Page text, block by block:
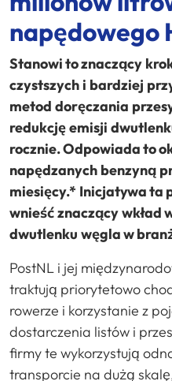
napędowego
Stanowi to znaczący
czystszych i bardziej
metod doręczania
redukcjęemisji
rocznie. Odpowiada to
napędzanych benzyną
miesięcy.* Inicjatywa ta
wnieśćznaczącywkład
dwutlenku węgla w
PostNL i jej
traktują priorytetowo
rowerze i korzystanie z
dostarczenia listów i
firmy te wykorzystują
transporcie na dużą